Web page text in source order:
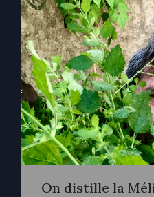
On distille la